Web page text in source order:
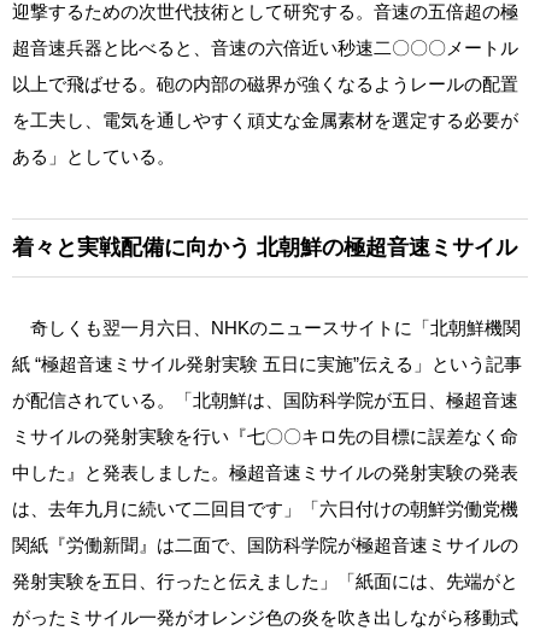
迎撃するための次世代技術として研究する。音速の五倍超の極
超音速兵器と比べると、音速の六倍近い秒速二〇〇〇メートル
以上で飛ばせる。砲の内部の磁界が強くなるようレールの配置
を工夫し、電気を通しやすく頑丈な金属素材を選定する必要が
ある」としている。
着々と実戦配備に向かう 北朝鮮の極超音速ミサイル
奇しくも翌一月六日、NHKのニュースサイトに「北朝鮮機関
紙 “極超音速ミサイル発射実験 五日に実施”伝える」という記事
が配信されている。「北朝鮮は、国防科学院が五日、極超音速
ミサイルの発射実験を行い『七〇〇キロ先の目標に誤差なく命
中した』と発表しました。極超音速ミサイルの発射実験の発表
は、去年九月に続いて二回目です」「六日付けの朝鮮労働党機
関紙『労働新聞』は二面で、国防科学院が極超音速ミサイルの
発射実験を五日、行ったと伝えました」「紙面には、先端がと
がったミサイル一発がオレンジ色の炎を吹き出しながら移動式